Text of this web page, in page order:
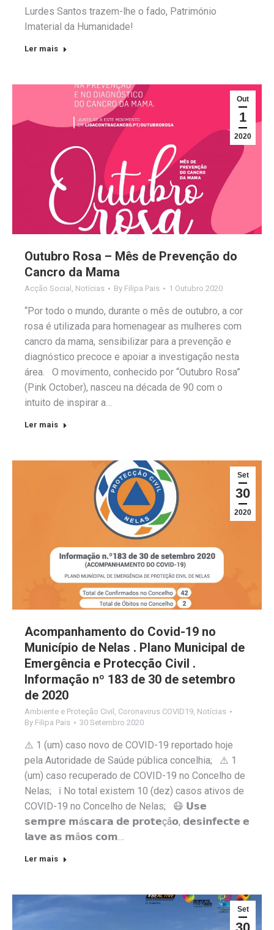
Lurdes Santos trazem-lhe o fado, Património
Imaterial da Humanidade!
Ler mais
Out
1
2020
Outubro Rosa – Mês de Prevenção do
Cancro da Mama
Acção Social Notícias By Filipa Pais 1 Outubro 2020
“Por todo o mundo, durante o mês de outubro, a cor
rosa é utilizada para homenagear as mulheres com
cancro da mama, sensibilizar para a prevenção e
diagnóstico precoce e apoiar a investigação nesta
área. O movimento, conhecido por “Outubro Rosa”
(Pink October), nasceu na década de 90 com o
intuito de inspirar a…
Ler mais
Set
30
2020
Acompanhamento do Covid-19 no
Município de Nelas . Plano Municipal de
Emergência e Protecção Civil .
Informação nº 183 de 30 de setembro
de 2020
Ambiente e Proteção Civil Coronavirus COVID19 Notícias
By Filipa Pais 30 Setembro 2020
⚠️ 1 (um) caso novo de COVID-19 reportado hoje
pela Autoridade de Saúde pública concelhia; ⚠️ 1
(um) caso recuperado de COVID-19 no Concelho de
Nelas; ℹ️ No total existem 10 (dez) casos ativos de
COVID-19 no Concelho de Nelas; 😷 𝗨𝘀𝗲
𝘀𝗲𝗺𝗽𝗿𝗲 𝗺á𝘀𝗰𝗮𝗿𝗮 𝗱𝗲 𝗽𝗿𝗼𝘁𝗲çã𝗼, 𝗱𝗲𝘀𝗶𝗻𝗳𝗲𝗰𝘁𝗲 𝗲
𝗹𝗮𝘃𝗲 𝗮𝘀 𝗺ã𝗼𝘀 𝗰𝗼𝗺…
Ler mais
Set